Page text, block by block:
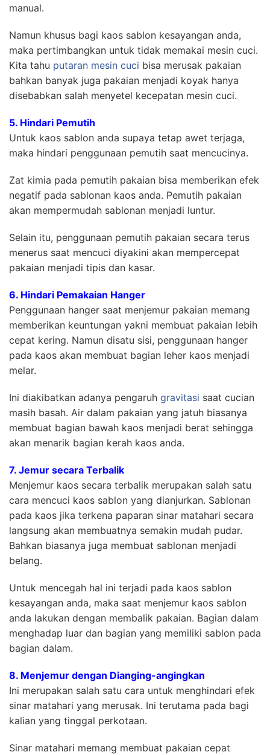
manual.
Namun khusus bagi kaos sablon kesayangan anda,
maka pertimbangkan untuk tidak memakai mesin cuci.
Kita tahu putaran mesin cuci bisa merusak pakaian
bahkan banyak juga pakaian menjadi koyak hanya
disebabkan salah menyetel kecepatan mesin cuci.
5. Hindari Pemutih
Untuk kaos sablon anda supaya tetap awet terjaga,
maka hindari penggunaan pemutih saat mencucinya.
Zat kimia pada pemutih pakaian bisa memberikan efek
negatif pada sablonan kaos anda. Pemutih pakaian
akan mempermudah sablonan menjadi luntur.
Selain itu, penggunaan pemutih pakaian secara terus
menerus saat mencuci diyakini akan mempercepat
pakaian menjadi tipis dan kasar.
6. Hindari Pemakaian Hanger
Penggunaan hanger saat menjemur pakaian memang
memberikan keuntungan yakni membuat pakaian lebih
cepat kering. Namun disatu sisi, penggunaan hanger
pada kaos akan membuat bagian leher kaos menjadi
melar.
Ini diakibatkan adanya pengaruh gravitasi saat cucian
masih basah. Air dalam pakaian yang jatuh biasanya
membuat bagian bawah kaos menjadi berat sehingga
akan menarik bagian kerah kaos anda.
7. Jemur secara Terbalik
Menjemur kaos secara terbalik merupakan salah satu
cara mencuci kaos sablon yang dianjurkan. Sablonan
pada kaos jika terkena paparan sinar matahari secara
langsung akan membuatnya semakin mudah pudar.
Bahkan biasanya juga membuat sablonan menjadi
belang.
Untuk mencegah hal ini terjadi pada kaos sablon
kesayangan anda, maka saat menjemur kaos sablon
anda lakukan dengan membalik pakaian. Bagian dalam
menghadap luar dan bagian yang memiliki sablon pada
bagian dalam.
8. Menjemur dengan Dianging-angingkan
Ini merupakan salah satu cara untuk menghindari efek
sinar matahari yang merusak. Ini terutama pada bagi
kalian yang tinggal perkotaan.
Sinar matahari memang membuat pakaian cepat